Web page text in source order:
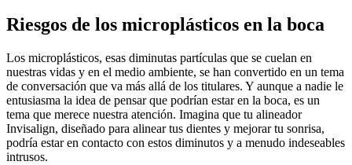
Riesgos de los microplásticos en la boca
Los microplásticos, esas diminutas partículas que se cuelan en
nuestras vidas y en el medio ambiente, se han convertido en un tema
de conversación que va más allá de los titulares. Y aunque a nadie le
entusiasma la idea de pensar que podrían estar en la boca, es un
tema que merece nuestra atención. Imagina que tu alineador
Invisalign, diseñado para alinear tus dientes y mejorar tu sonrisa,
podría estar en contacto con estos diminutos y a menudo indeseables
intrusos.